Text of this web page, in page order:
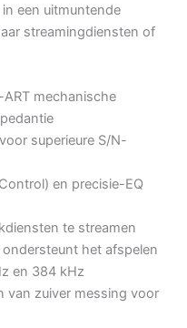
een uitmuntende
streamingdiensten of
mechanische
superieure S/N-
en precisie-EQ
te streamen
het afspelen
en 384 kHz
van zuiver messing voor